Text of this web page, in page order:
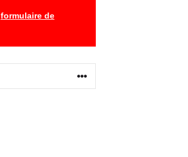
formulaire de